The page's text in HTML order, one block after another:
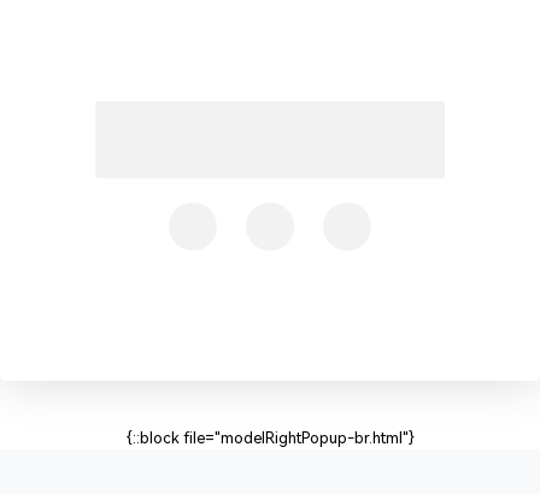
{::block file="modelRightPopup-br.html"}